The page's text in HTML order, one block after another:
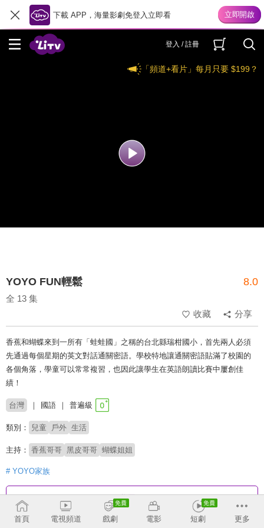
下載 APP，海量影劇免登入立即看
登入 / 註冊
「頻道+看片」每月只要 $199？
YOYO FUN輕鬆 8.0
全 13 集
收藏
分享
香蕉和蝴蝶來到一所有「蛙蛙國」之稱的台北縣瑞柑國小，首先兩人必須
先通過每個星期的英文對話通關密語。學校特地讓通關密語貼滿了校園的
各個角落，學童可以常常複習，也因此讓學生在英語朗讀比賽中屢創佳
績！
台灣 國語 普遍級
類別： 兒童 戶外 生活
主持： 香蕉哥哥 黑皮哥哥 蝴蝶姐姐
# YOYO家族
收回
首頁 電視頻道 戲劇 電影 短劇 更多